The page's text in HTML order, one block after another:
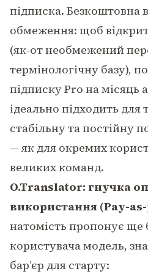
підписка. Безкоштовна
обмеження: щоб
(як-от необмежений
термінологічну базу),
підписку Pro на місяць
ідеально підходить для
стабільну та постійну
— як для окремих
великих команд.
O.Translator: гнучка
використання (Pay-
натомість пропонує
користувача модель,
бар’єр для старту: